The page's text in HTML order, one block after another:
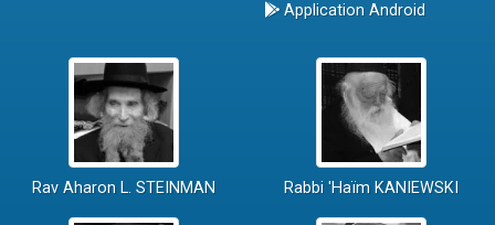
Application Android
Rav Aharon L. STEINMAN Rabbi 'Haïm KANIEWSKI